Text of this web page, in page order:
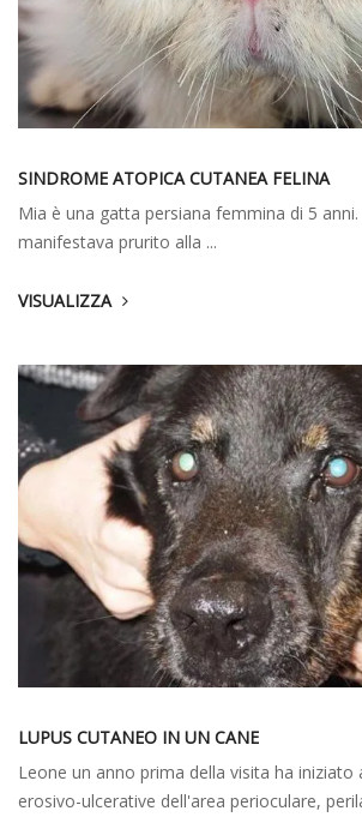
SINDROME ATOPICA CUTANEA FELINA
Mia è una gatta persiana femmina di 5
manifestava prurito alla ...
VISUALIZZA
LUPUS CUTANEO IN UN CANE
Leone un anno prima della visita ha iniziato
erosivo-ulcerative dell'area perioculare,